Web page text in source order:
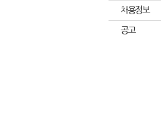
채용정보
공고